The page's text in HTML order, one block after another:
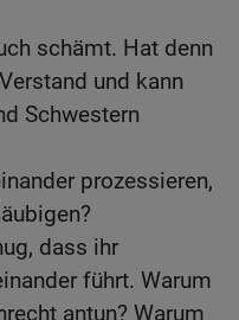
schämt. Hat denn
und kann
Schwestern
prozessieren,
dass ihr
führt. Warum
antun? Warum